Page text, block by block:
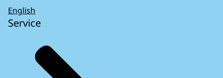
English
Service